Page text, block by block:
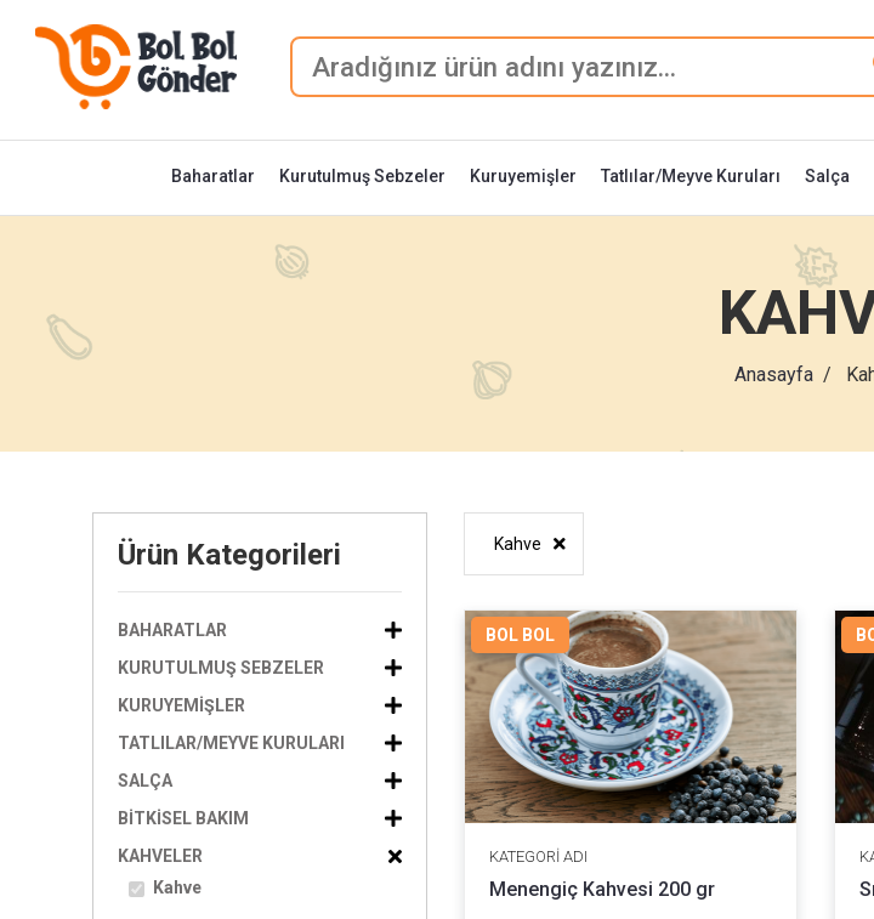
Baharatlar Kurutulmuş Sebzeler Kuruyemişler Tatlılar/Meyve Kuruları Salça
Anasayfa
Kahve
BOL BOL
KATEGORI ADI
Menengiç Kahvesi 200 gr
Ürün Kategorileri
BAHARATLAR
KURUTULMUŞ SEBZELER
KURUYEMIŞLER
TATLILAR/MEYVE KURULARI
SALÇA
BITKISEL BAKIM
KAHVELER
Kahve